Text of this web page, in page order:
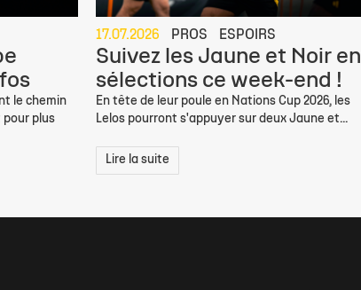
le chemin
pour plus
17.07.2026 PROS ESPOIRS
Suivez les Jaune et Noir en
sélections ce week-end !
En tête de leur poule en Nations Cup 2026, les
Lelos pourront s'appuyer sur deux Jaune et...
Lire la suite